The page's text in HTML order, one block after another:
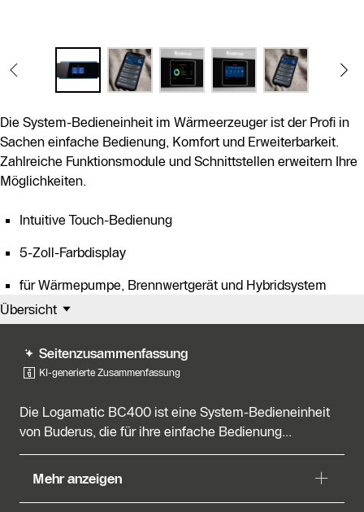
Die System-Bedieneinheit im Wärmeerzeuger ist der Profi in
Sachen einfache Bedienung, Komfort und Erweiterbarkeit.
Zahlreiche Funktionsmodule und Schnittstellen erweitern Ihre
Möglichkeiten.
Intuitive Touch-Bedienung
5-Zoll-Farbdisplay
für Wärmepumpe, Brennwertgerät und Hybridsystem
Übersicht
Seitenzusammenfassung
KI-generierte Zusammenfassung
Die Logamatic BC400 ist eine System-Bedieneinheit
von Buderus, die für ihre einfache Bedienung...
von Buderus, die für ihre einfache Bedienung, Komfort
und Erweiterbarkeit bekannt ist. Sie ermöglicht die
Mehr anzeigen